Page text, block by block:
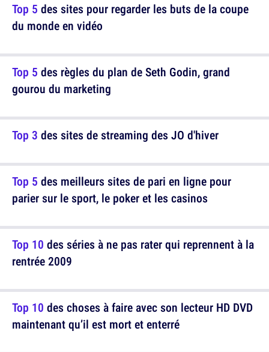
Top 5 des règles du plan de Seth Godin, grand
gourou du marketing
Top 10 des séries à ne pas rater qui reprennent à la
rentrée 2009
Top 5 des sites pour regarder les buts de la coupe
du monde en vidéo
Top 3 des sites de streaming des JO d'hiver
Top 5 des meilleurs sites de pari en ligne pour
parier sur le sport, le poker et les casinos
Top 10 des choses à faire avec son lecteur HD DVD
maintenant qu’il est mort et enterré